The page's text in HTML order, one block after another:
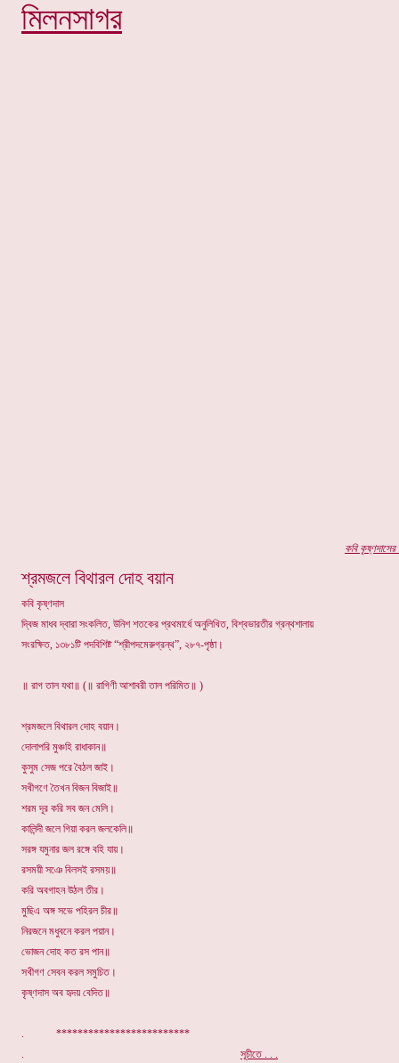
মিলনসাগর
শ্রমজলে বিথারল দোহ বয়ান
কবি কৃষ্ণদাস
দ্বিজ মাধব দ্বারা সংকলিত, উনিশ শতকের প্রথমার্ধে অনুলিখিত, বিশ্বভারতীর গ্রন্থশালায়
সংরক্ষিত, ১৩৮১টি পদবিশিষ্ট “শ্রীপদমেরুগ্রন্থ”, ২৮৭-পৃষ্ঠা।
॥ রাগ তাল যথা॥ (॥ রাগিণী আশাবরী তাল পরিমিত॥ )
শ্রমজলে বিথারল দোহ বয়ান।
দোলাপরি মুঞ্চহি রাধাকান॥
কুসুম সেজ পরে বৈঠল জাই।
সখীগণে তৈখন বিজন বিজাই॥
শরম দূর করি সব জন মেলি।
কালিন্দী জলে গিয়া করল জলকেলি॥
সরঙ্গ যমুনার জল রঙ্গে বহি যায়।
রসময়ী সঞে বিলসই রসময়॥
করি অবগাহন উঠল তীর।
মুছিএ অঙ্গ সভে পহিরল চীর॥
নিরজনে মধুবনে করল পয়ান।
ভোজন দোহ কত রস পান॥
সখীগণ সেবন করল সমুচিত।
কৃষ্ণদাস অব হৃদয় বেদিত॥
. *************************
. সূচীতে . . .
কবি কৃষ্ণদাসের